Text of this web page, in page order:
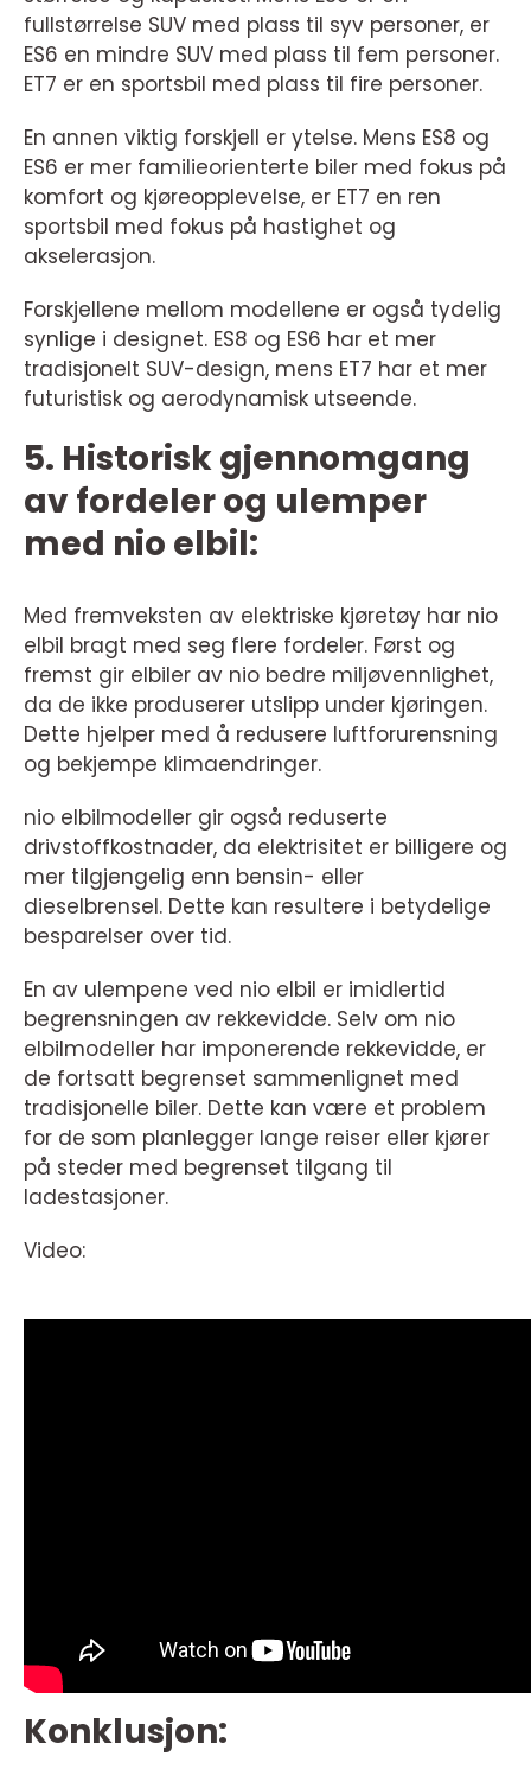
fullstørrelse SUV med plass til syv personer, er
ES6 en mindre SUV med plass til fem personer.
ET7 er en sportsbil med plass til fire personer.
En annen viktig forskjell er ytelse. Mens ES8 og
ES6 er mer familieorienterte biler med fokus på
komfort og kjøreopplevelse, er ET7 en ren
sportsbil med fokus på hastighet og
akselerasjon.
Forskjellene mellom modellene er også tydelig
synlige i designet. ES8 og ES6 har et mer
tradisjonelt SUV-design, mens ET7 har et mer
futuristisk og aerodynamisk utseende.
5. Historisk gjennomgang
av fordeler og ulemper
med nio elbil:
Med fremveksten av elektriske kjøretøy har nio
elbil bragt med seg flere fordeler. Først og
fremst gir elbiler av nio bedre miljøvennlighet,
da de ikke produserer utslipp under kjøringen.
Dette hjelper med å redusere luftforurensning
og bekjempe klimaendringer.
nio elbilmodeller gir også reduserte
drivstoffkostnader, da elektrisitet er billigere og
mer tilgjengelig enn bensin- eller
dieselbrensel. Dette kan resultere i betydelige
besparelser over tid.
En av ulempene ved nio elbil er imidlertid
begrensningen av rekkevidde. Selv om nio
elbilmodeller har imponerende rekkevidde, er
de fortsatt begrenset sammenlignet med
tradisjonelle biler. Dette kan være et problem
for de som planlegger lange reiser eller kjører
på steder med begrenset tilgang til
ladestasjoner.
Video:
Konklusjon: